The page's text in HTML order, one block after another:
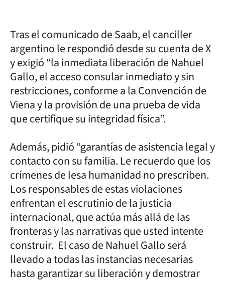
Tras el comunicado de Saab, el canciller
argentino le respondió desde su cuenta de X
y exigió “la inmediata liberación de Nahuel
Gallo, el acceso consular inmediato y sin
restricciones, conforme a la Convención de
Viena y la provisión de una prueba de vida
que certifique su integridad física”.
Además, pidió “garantías de asistencia legal y
contacto con su familia. Le recuerdo que los
crímenes de lesa humanidad no prescriben.
Los responsables de estas violaciones
enfrentan el escrutinio de la justicia
internacional, que actúa más allá de las
fronteras y las narrativas que usted intente
construir. El caso de Nahuel Gallo será
llevado a todas las instancias necesarias
hasta garantizar su liberación y demostrar